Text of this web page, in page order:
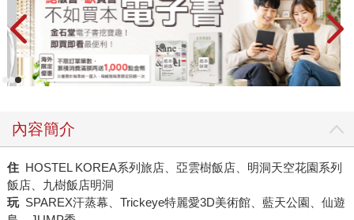
內容簡介
住HOSTEL KOREA系列旅店、亞雲樹飯店、明洞天空花園系列
飯店、九樹飯店明洞
玩SPAREX汗蒸幕、Trickeye特麗愛3D美術館、藍天公園、仙遊